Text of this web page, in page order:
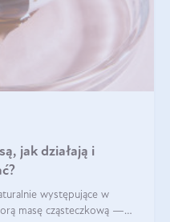
jak działają i
występujące w
masę cząsteczkową —